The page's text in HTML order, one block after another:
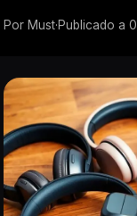
Por Must·Publicado a